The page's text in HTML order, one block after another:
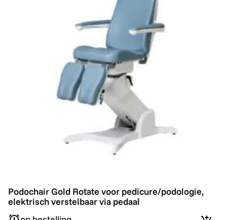
Podochair Gold Rotate voor pedicure/podologie,
Podochair Gold Rotate voor pedicure/podologie,
elektrisch verstelbaar via pedaal